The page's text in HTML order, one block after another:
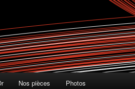
Nos pièces Photos